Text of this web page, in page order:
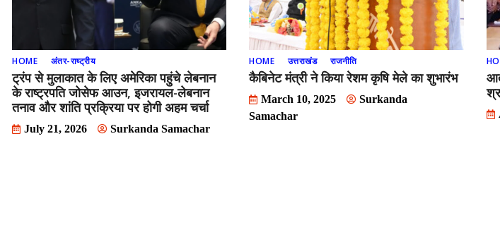
HOME अंतर-राष्ट्रीय
ट्रंप से मुलाकात के लिए अमेरिका पहुंचे लेबनान
के राष्ट्रपति जोसेफ आउन, इजरायल-लेबनान
तनाव और शांति प्रक्रिया पर होगी अहम चर्चा
July 21, 2026 Surkanda Samachar
HOME उत्तराखंड राजनीति
कैबिनेट मंत्री ने किया रेशम कृषि मेले का शुभारंभ
March 10, 2025
Surkanda
Samachar